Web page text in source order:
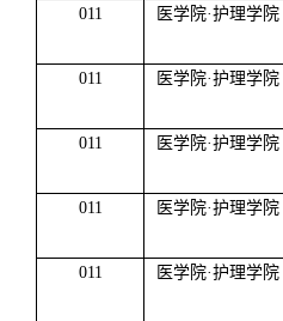
011 医学院·护理学院
011 医学院·护理学院
011 医学院·护理学院
011 医学院·护理学院
011 医学院·护理学院